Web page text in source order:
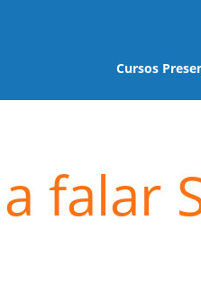
Cursos
falar